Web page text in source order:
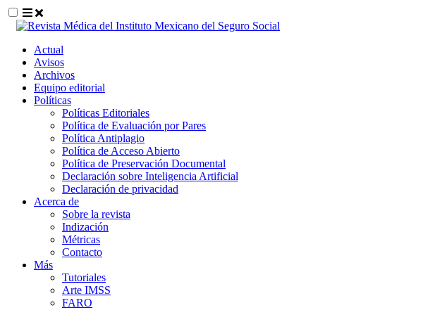
##plugins.themes.themeEleven.accessible_menu.label##
##plugins.themes.themeEleven.accessible_menu.main_navigation##
##plugins.themes.themeEleven.accessible_menu.main_content##
##plugins.themes.themeEleven.accessible_menu.sidebar##
Actual
Avisos
Archivos
Equipo editorial
Políticas
Políticas Editoriales
Política de Evaluación por Pares
Política Antiplagio
Política de Acceso Abierto
Política de Preservación Documental
Declaración sobre Inteligencia Artificial
Declaración de privacidad
Acerca de
Sobre la revista
Indización
Métricas
Contacto
Más
Tutoriales
Arte IMSS
FARO